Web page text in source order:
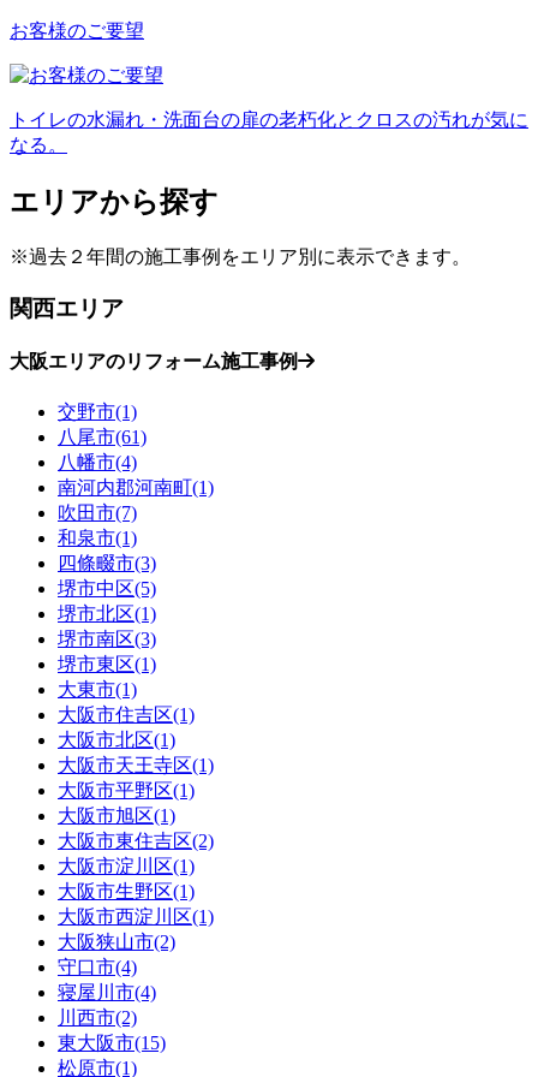
お客様のご要望
トイレの水漏れ・洗面台の扉の老朽化とクロスの汚れが気に
なる。
エリアから探す
※過去２年間の施工事例をエリア別に表示できます。
関西エリア
大阪エリアのリフォーム施工事例
交野市(1)
八尾市(61)
八幡市(4)
南河内郡河南町(1)
吹田市(7)
和泉市(1)
四條畷市(3)
堺市中区(5)
堺市北区(1)
堺市南区(3)
堺市東区(1)
大東市(1)
大阪市住吉区(1)
大阪市北区(1)
大阪市天王寺区(1)
大阪市平野区(1)
大阪市旭区(1)
大阪市東住吉区(2)
大阪市淀川区(1)
大阪市生野区(1)
大阪市西淀川区(1)
大阪狭山市(2)
守口市(4)
寝屋川市(4)
川西市(2)
東大阪市(15)
松原市(1)